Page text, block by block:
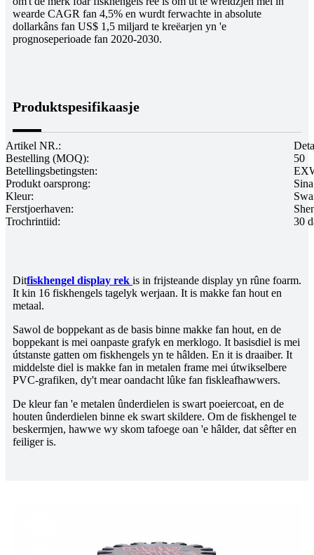
wearde CAGR fan 4,5% en wurdt ferwachte in absolute
dollarkâns fan US$ 1,5 miljard te kreëarjen yn 'e
prognoseperioade fan 2020-2030.
Produktspesifikaasje
Artikel NR.:
Bestelling (MOQ):
50
Betellingsbetingsten:
Produkt oarsprong:
Sina
Kleur:
Ferstjoerhaven:
Trochrintiid:
30
Ditfiskhengel display rek is in frijsteande display yn rûne foarm.
It kin 16 fiskhengels tagelyk werjaan. It is makke fan hout en
metaal.
Sawol de boppekant as de basis binne makke fan hout, en de
boppekant is mei oanpaste grafyk en merklogo. It basisdiel is mei
útstanste gatten om fiskhengels yn te hâlden. En it is draaiber. It
middelste diel is makke fan in metalen frame mei útwikselbere
PVC-grafiken, dy't mear oandacht lûke fan fiskleafhawwers.
De kleur fan 'e metalen ûnderdielen is swart poeiercoat, en de
houten ûnderdielen binne ek swart skildere. Om de fiskhengel te
beskermjen, hawwe wy skom tafoege oan 'e hâlder, dat sêfter en
feiliger is.